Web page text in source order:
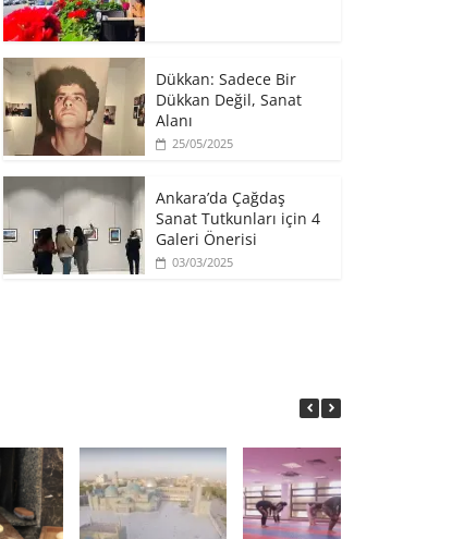
​Dükkan: Sadece Bir
Dükkan Değil, Sanat
Alanı
25/05/2025
Ankara’da Çağdaş
Sanat Tutkunları için 4
Galeri Önerisi
03/03/2025